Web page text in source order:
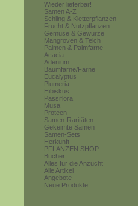
Wieder lieferbar!
Samen A-Z
Schling & Kletterpflanzen
Frucht & Nutzpflanzen
Gemüse & Gewürze
Mangroven & Teich
Palmen & Palmfarne
Acacia
Adenium
Baumfarne/Farne
Eucalyptus
Plumeria
Hibiskus
Passiflora
Musa
Proteen
Samen-Raritäten
Gekeimte Samen
Samen-Sets
Herkunft
PFLANZEN SHOP
Bücher
Alles für die Anzucht
Alle Artikel
Angebote
Neue Produkte